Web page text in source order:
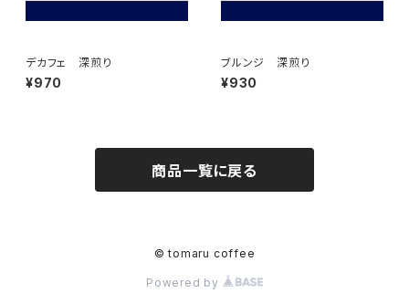
デカフェ 深煎り
¥970
ブルンジ 深煎り
¥930
商品一覧に戻る
© tomaru coffee
Powered by